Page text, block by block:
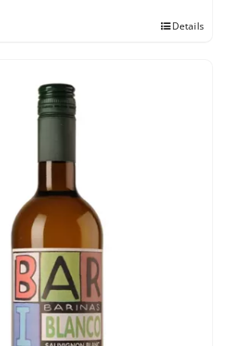
Details